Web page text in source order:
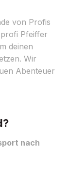
von Profis
Pfeiffer
deinen
Wir
Abenteuer
nach